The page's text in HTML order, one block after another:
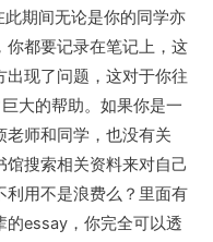
期间无论是你的同学亦
你都要记录在笔记上，这
现了问题，这对于你往
大的帮助。如果你是一
老师和同学，也没有关
搜索相关资料来对自己
利用不是浪费么？里面有
的essay，你完全可以透